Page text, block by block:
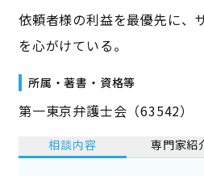
依頼者様の利益を最優先に、
を心がけている。
所属・著書・資格等
第一東京弁護士会（63542）
相談内容 専門家紹